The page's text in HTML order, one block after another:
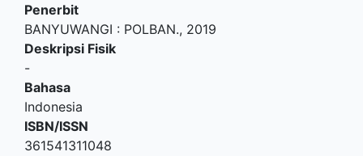
Penerbit
BANYUWANGI : POLBAN., 2019
Deskripsi Fisik
-
Bahasa
Indonesia
ISBN/ISSN
361541311048